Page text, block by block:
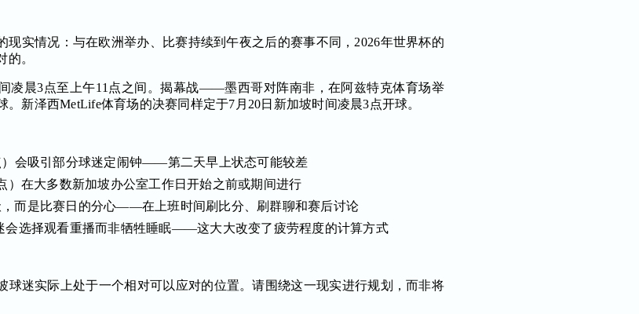
现实情况：与在欧洲举办、比赛持续到午夜之后的赛事不同，2026年世界杯的
。
凌晨3点至上午11点之间。揭幕战——墨西哥对阵南非，在阿兹特克体育场举
新泽西MetLife体育场的决赛同样定于7月20日新加坡时间凌晨3点开球。
会吸引部分球迷定闹钟——第二天早上状态可能较差
）在大多数新加坡办公室工作日开始之前或期间进行
而是比赛日的分心——在上班时间刷比分、刷群聊和赛后讨论
会选择观看重播而非牺牲睡眠——这大大改变了疲劳程度的计算方式
球迷实际上处于一个相对可以应对的位置。请围绕这一现实进行规划，而非将